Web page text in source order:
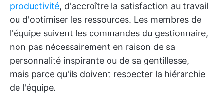
productivité, d'accroître la satisfaction au travail
ou d'optimiser les ressources. Les membres de
l'équipe suivent les commandes du gestionnaire,
non pas nécessairement en raison de sa
personnalité inspirante ou de sa gentillesse,
mais parce qu'ils doivent respecter la hiérarchie
de l'équipe.